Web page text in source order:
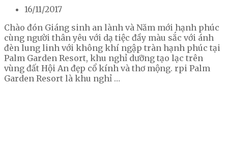
16/11/2017
Chào đón Giáng sinh an lành và Năm mới hạnh phúc
cùng người thân yêu với dạ tiệc đầy màu sắc với ánh
đèn lung linh với không khí ngập tràn hạnh phúc tại
Palm Garden Resort, khu nghỉ dưỡng tạo lạc trên
vùng đất Hội An đẹp cổ kính và thơ mộng. rpi Palm
Garden Resort là khu nghỉ …